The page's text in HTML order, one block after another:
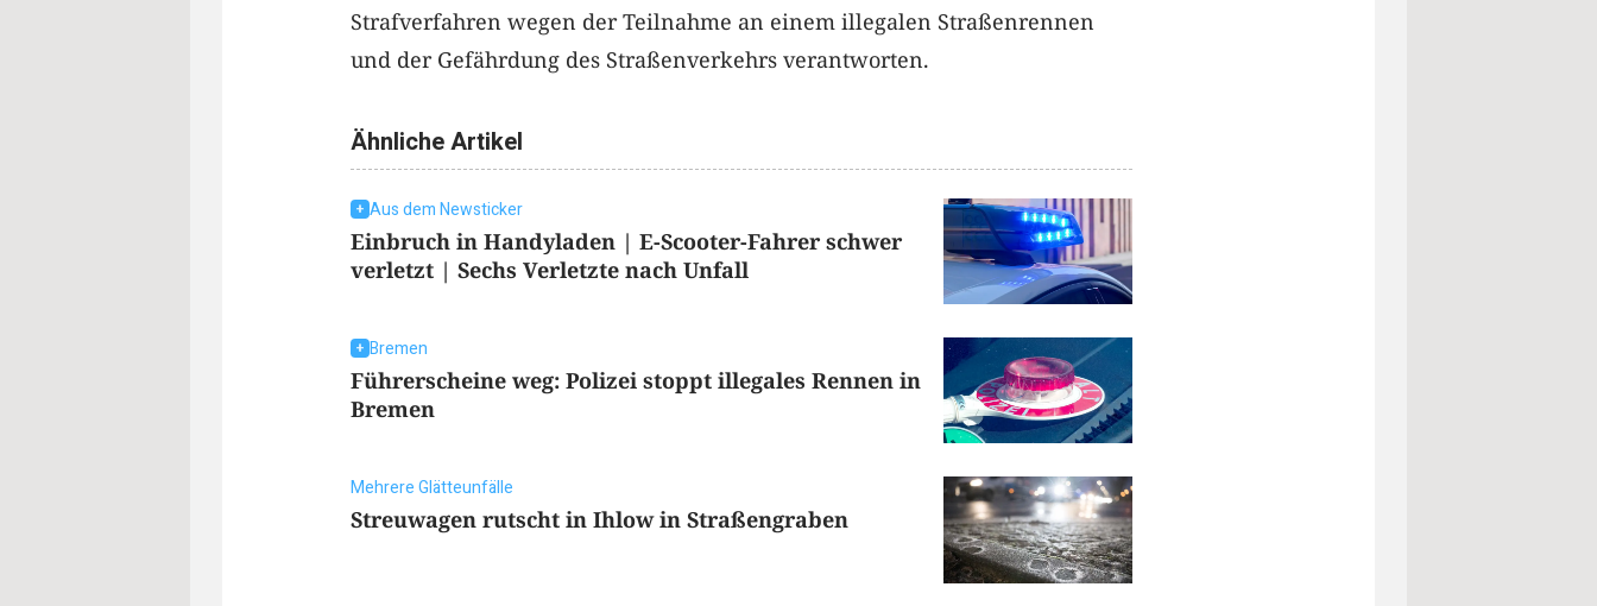
Strafverfahren wegen der Teilnahme an einem illegalen Straßenrennen
und der Gefährdung des Straßenverkehrs verantworten.
Ähnliche Artikel
Aus dem Newsticker
Einbruch in Handyladen | E-Scooter-Fahrer schwer
verletzt | Sechs Verletzte nach Unfall
Bremen
Führerscheine weg: Polizei stoppt illegales Rennen in
Bremen
Mehrere Glätteunfälle
Streuwagen rutscht in Ihlow in Straßengraben